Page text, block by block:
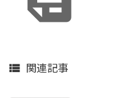
 関連記事